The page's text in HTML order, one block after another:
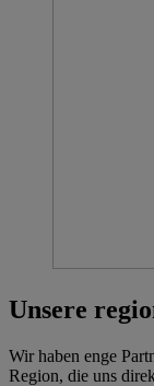
Unsere
Wir haben enge
Region, die uns